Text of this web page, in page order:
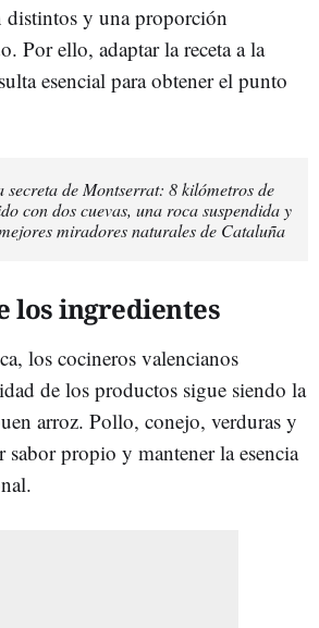
distintos y una proporción
Por ello, adaptar la receta a la
esencial para obtener el punto
secreta de Montserrat: 8 kilómetros de
con dos cuevas, una roca suspendida y
miradores naturales de Cataluña
los ingredientes
los cocineros valencianos
de los productos sigue siendo la
arroz. Pollo, conejo, verduras y
sabor propio y mantener la esencia